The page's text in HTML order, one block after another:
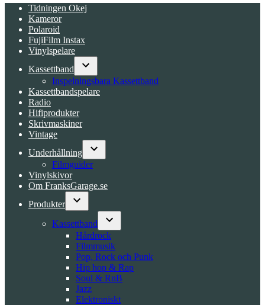
Tidningen Okej
Kameror
Polaroid
FujiFilm Instax
Vinylspelare
Kassettband
Open
dropdown
menu
Inspelningsbara Kassettband
Kassettbandspelare
Radio
Hifiprodukter
Skrivmaskiner
Vintage
Underhållning
Open
Filmguider
Vinylskivor
Om FranksGarage.se
Produkter
Open
dropdown
menu
Kassettband
Open
dropdown
menu
Hårdrock
Filmmusik
Pop, Rock och Punk
Hip hop & Rap
Soul & RnB
Jazz
Elektroniskt